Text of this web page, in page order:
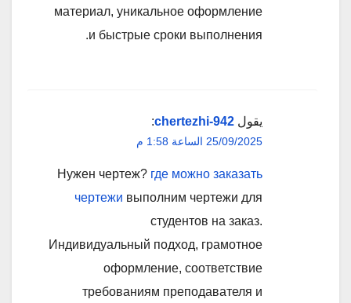
материал, уникальное оформление
и быстрые сроки выполнения.
يقول chertezhi-942
:
25/09/2025 الساعة 1:58 م
Нужен чертеж? где можно заказать
чертежи выполним чертежи для
студентов на заказ.
Индивидуальный подход, грамотное
оформление, соответствие
требованиям преподавателя и